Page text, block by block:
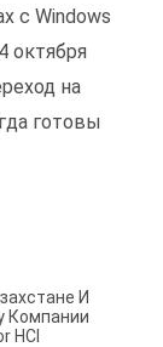
с Windows
октября
на
готовы
И
Компании
HCI